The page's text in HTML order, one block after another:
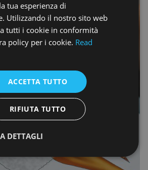
tua esperienza di
Utilizzando il nostro sito web
tutti i cookie in conformità
policy per i cookie. Read
ACCETTA TUTTO
RIFIUTA TUTTO
DETTAGLI